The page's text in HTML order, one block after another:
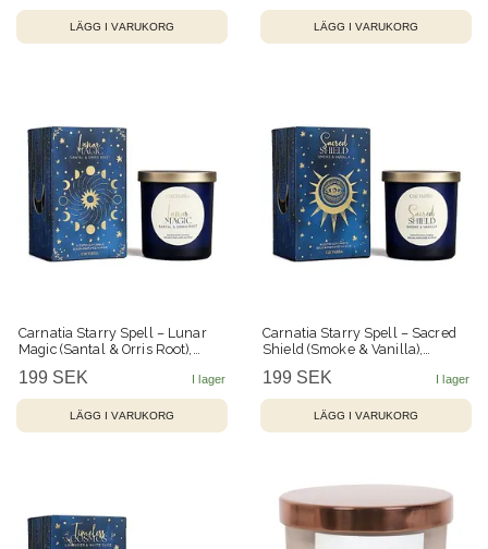
Carnatia Starry Spell – Lunar
Magic (Santal & Orris Root),
199 SEK
Carnatia Starry Spell – Sacred
Shield (Smoke & Vanilla),
199 SEK